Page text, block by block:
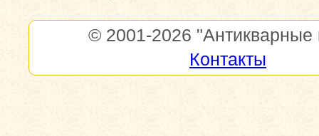
© 2001-2026 "Антикварные
Контакты